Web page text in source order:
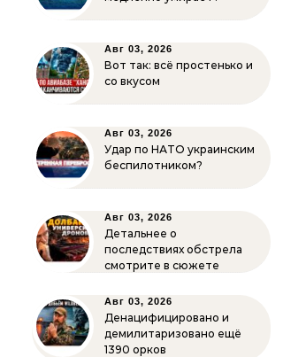
Авг 03, 2026
Вот так: всё простенько и
со вкусом
Авг 03, 2026
Удар по НАТО украинским
беспилотником?
Авг 03, 2026
Детальнее о
последствиях обстрела
смотрите в сюжете
Авг 03, 2026
Денацифицировано и
демилитаризовано ещё
1390 орков